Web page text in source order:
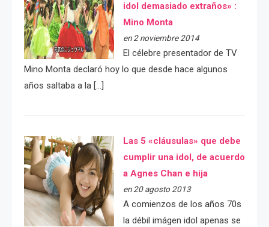
idol demasiado extraños» :
Mino Monta
en 2 noviembre 2014
El célebre presentador de TV
Mino Monta declaró hoy lo que desde hace algunos
años saltaba a la […]
Las 5 «cláusulas» que debe
cumplir una idol, de acuerdo
a Agnes Chan e hija
en 20 agosto 2013
A comienzos de los años 70s
la débil imágen idol apenas se